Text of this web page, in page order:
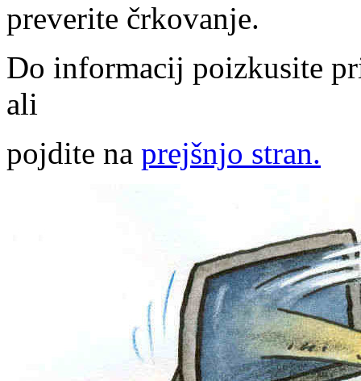
preverite črkovanje.
Do informacij poizkusite
ali
pojdite na prejšnjo stran.